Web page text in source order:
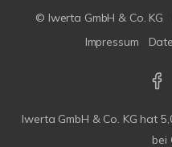
© Iwerta GmbH & Co. KG
Impressum
Iwerta GmbH & Co. KG hat
bei